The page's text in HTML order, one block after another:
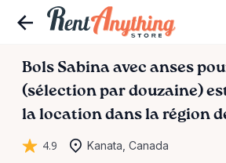
Bols Sabina avec anses
(sélection par douzaine)
la location dans la région
4.9 Kanata, Canada